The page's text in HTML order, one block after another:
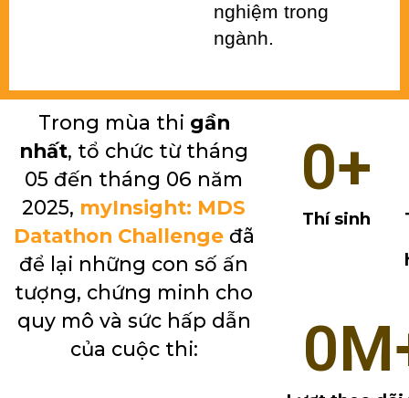
nghiệm trong
ngành.
Trong mùa thi gần
nhất, tổ chức từ tháng
05 đến tháng 06 năm
2025, myInsight: MDS
Datathon Challengeđã
để lại những con số ấn
tượng, chứng minh cho
quy mô và sức hấp dẫn
của cuộc thi:
Thí sinh
0+
0